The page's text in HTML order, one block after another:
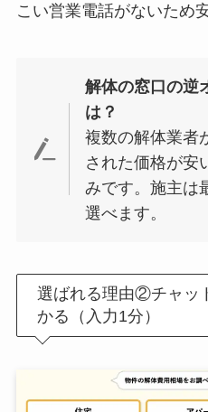
こい営業電話がないため
解体の窓口の逆
は？
複数の解体業者
された価格が安
みです。施主は
選べます。
選ばれる理由②チャッ
かる（入力1分）